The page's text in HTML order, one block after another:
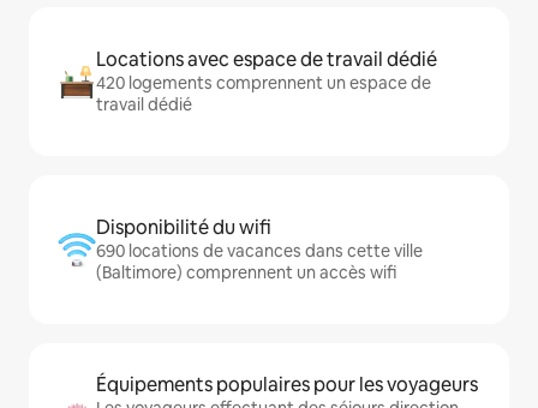
Locations avec espace de travail dédié
420 logements comprennent un espace de
travail dédié
Disponibilité du wifi
690 locations de vacances dans cette ville
(Baltimore) comprennent un accès wifi
Équipements populaires pour les voyageurs